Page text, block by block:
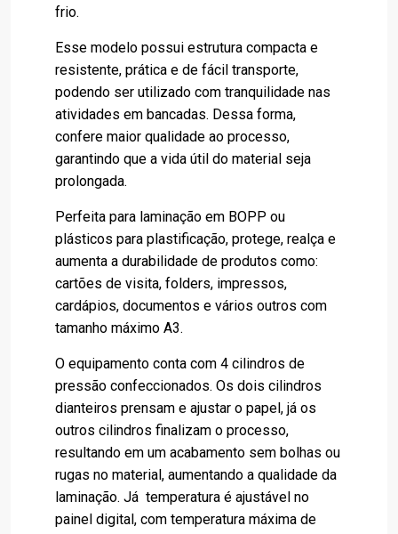
frio.
Esse modelo possui estrutura compacta e
resistente, prática e de fácil transporte,
podendo ser utilizado com tranquilidade nas
atividades em bancadas. Dessa forma,
confere maior qualidade ao processo,
garantindo que a vida útil do material seja
prolongada.
Perfeita para laminação em BOPP ou
plásticos para plastificação, protege, realça e
aumenta a durabilidade de produtos como:
cartões de visita, folders, impressos,
cardápios, documentos e vários outros com
tamanho máximo A3.
O equipamento conta com 4 cilindros de
pressão confeccionados. Os dois cilindros
dianteiros prensam e ajustar o papel, já os
outros cilindros finalizam o processo,
resultando em um acabamento sem bolhas ou
rugas no material, aumentando a qualidade da
laminação. Já temperatura é ajustável no
painel digital, com temperatura máxima de